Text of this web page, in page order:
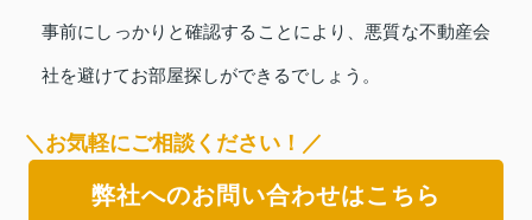
事前にしっかりと確認することにより、悪質な不動産会
社を避けてお部屋探しができるでしょう。
＼お気軽にご相談ください！／
弊社へのお問い合わせはこちら